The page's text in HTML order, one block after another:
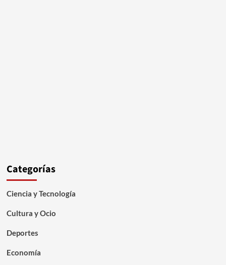
Categorías
Ciencia y Tecnología
Cultura y Ocio
Deportes
Economía